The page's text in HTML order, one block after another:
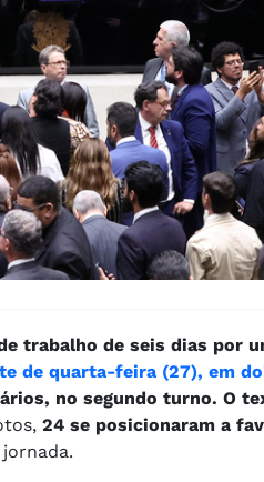
trabalho de seis dias por
de quarta-feira (27), em
no segundo turno. O
24 se posicionaram a